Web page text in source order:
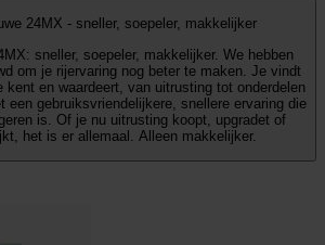
24MX - sneller, soepeler, makkelijker
soepeler, makkelijker. We hebben
om je rijervaring nog beter te maken. Je vindt
kent en waardeert, van uitrusting tot onderdelen
een gebruiksvriendelijkere, snellere ervaring die
is. Of je nu uitrusting koopt, upgradet of
het is er allemaal. Alleen makkelijker.